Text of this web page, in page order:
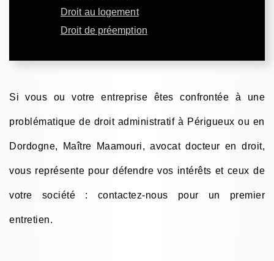
Droit au logement
Droit de préemption
Si vous ou votre entreprise êtes confrontée à une
problématique de droit administratif à Périgueux ou en
Dordogne, Maître Maamouri, avocat docteur en droit,
vous représente pour défendre vos intérêts et ceux de
votre société : contactez-nous pour un premier
entretien.